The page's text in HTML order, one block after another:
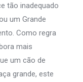
tão inadequado
um Grande
Como regra
mais
um cão de
grande, este